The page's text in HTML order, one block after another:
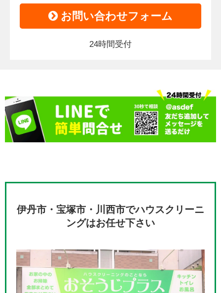
お問い合わせフォーム
24時間受付
伊丹市・宝塚市・川西市でハウスクリーニ
ングはお任せ下さい